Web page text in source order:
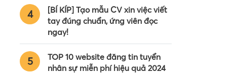
4
[BÍ KÍP] Tạo mẫu CV xin việc viết
tay đúng chuẩn, ứng viên đọc
ngay!
5
TOP 10 website đăng tin tuyển
nhân sự miễn phí hiệu quả 2024